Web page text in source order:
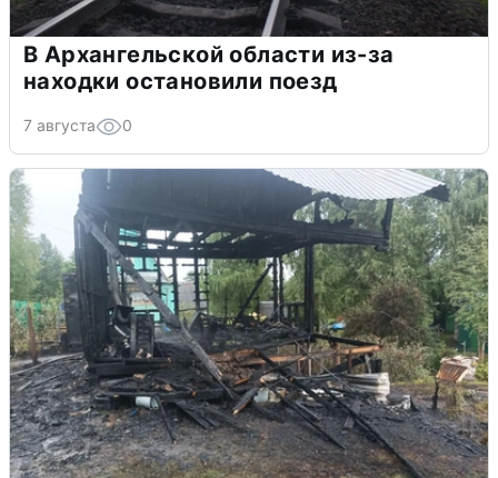
В Архангельской области из-за
находки остановили поезд
7 августа 0